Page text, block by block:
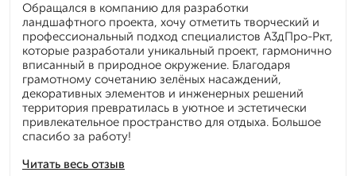
Читать весь отзыв
Обращался в компанию для разработки
ландшафтного проекта, хочу отметить творческий и
профессиональный подход специалистов А3дПро-Ркт,
которые разработали уникальный проект, гармонично
вписанный в природное окружение. Благодаря
грамотному сочетанию зелёных насаждений,
декоративных элементов и инженерных решений
территория превратилась в уютное и эстетически
привлекательное пространство для отдыха. Большое
спасибо за работу!